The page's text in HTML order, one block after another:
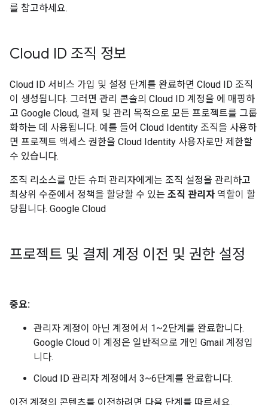
를 참고하세요.
Cloud ID 조직 정보
Cloud ID 서비스 가입 및 설정 단계를 완료하면 Cloud ID 조직
이 생성됩니다. 그러면 관리 콘솔의 Cloud ID 계정을 에 매핑하
고 Google Cloud, 결제 및 관리 목적으로 모든 프로젝트를 그룹
화하는 데 사용됩니다. 예를 들어 Cloud Identity 조직을 사용하
면 프로젝트 액세스 권한을 Cloud Identity 사용자로만 제한할
수 있습니다.
조직 리소스를 만든 슈퍼 관리자에게는 조직 설정을 관리하고
최상위 수준에서 정책을 할당할 수 있는 조직 관리자 역할이 할
당됩니다. Google Cloud
프로젝트 및 결제 계정 이전 및 권한 설정
중요:
관리자 계정이 아닌 계정에서 1~2단계를 완료합니다.
Google Cloud 이 계정은 일반적으로 개인 Gmail 계정입
니다.
Cloud ID 관리자 계정에서 3~6단계를 완료합니다.
이전 계정의 콘텐츠를 이전하려면 다음 단계를 따르세요.